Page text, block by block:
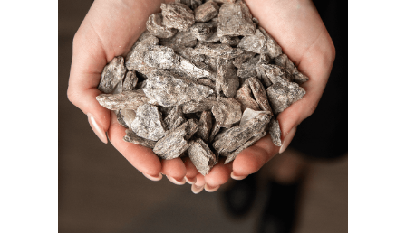
Декоративный камень – это современный
и практичный материал для
благоустройства и оформления
территории. Его используют для
украшения клумб, создания садовых
дорожек, отсыпки площадок, оформления
водоемов и ландшафтных композиций.
Разнообразие фракций и оттенков